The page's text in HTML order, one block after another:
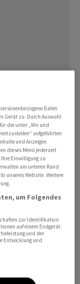
Glencore
Anfang
Zahlen
von 4,3
Vorjahr. Die
hätten sich
gefallen,
mit.
zwar niedriger,
Daten
Gerät zu. Durch Auswahl
die unter „Wir und
aufgeführten
und Anzeigen
dieses Menü jederzeit
Einwilligung zu
am unteren Rand
unseres Website. Weitere
um Folgendes
zur Identifikation
auf einem Endgerät.
und der
Entwicklung und